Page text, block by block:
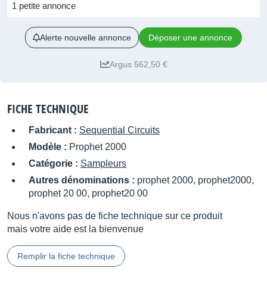
1 petite annonce
Alerte nouvelle annonce Déposer une annonce
Argus 562,50 €
FICHE TECHNIQUE
Fabricant : Sequential Circuits
Modèle : Prophet 2000
Catégorie : Sampleurs
Autres dénominations : prophet 2000, prophet2000,
prophet 20 00, prophet20 00
Nous n'avons pas de fiche technique sur ce produit
mais votre aide est la bienvenue
Remplir la fiche technique